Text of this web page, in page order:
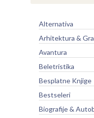
Alternativa
Arhitektura &
Avantura
Beletristika
Besplatne Knjige
Bestseleri
Biografije &